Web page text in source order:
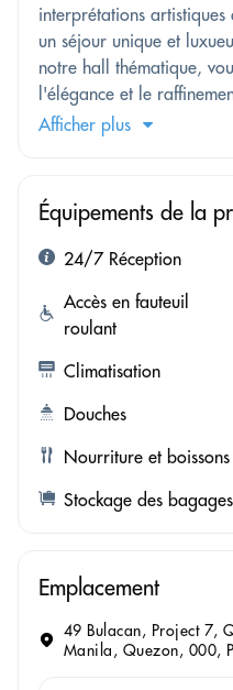
interprétations
un séjour unique et
notre hall thématique,
l'élégance et le
Afficher plus
Équipements de la
24/7 Réception
Accès en fauteuil
roulant
Climatisation
Douches
Nourriture et boissons
Stockage des bagages
Emplacement
49 Bulacan, Project 7,
Manila, Quezon, 000,